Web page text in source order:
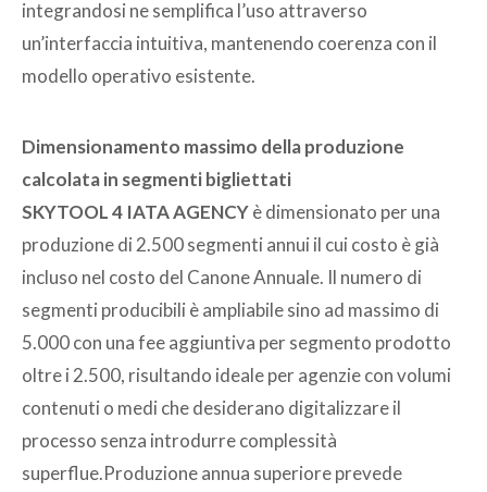
integrandosi ne semplifica l’uso attraverso
un’interfaccia intuitiva, mantenendo coerenza con il
modello operativo esistente.
Dimensionamento massimo della produzione
calcolata in segmenti bigliettati
SKYTOOL 4 IATA AGENCYè dimensionato per una
produzione di 2.500 segmenti annui il cui costo è già
incluso nel costo del Canone Annuale. Il numero di
segmenti producibili è ampliabile sino ad massimo di
5.000 con una fee aggiuntiva per segmento prodotto
oltre i 2.500, risultando ideale per agenzie con volumi
contenuti o medi che desiderano digitalizzare il
processo senza introdurre complessità
superflue.Produzione annua superiore prevede